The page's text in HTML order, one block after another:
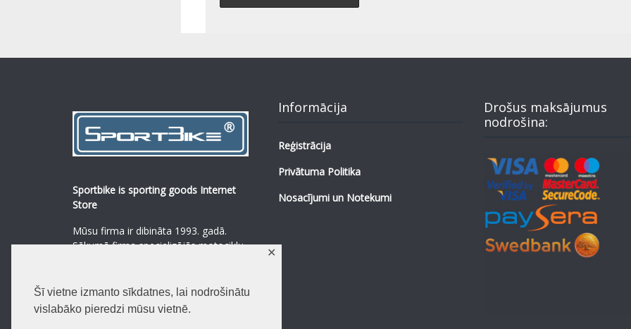
Šī vietne izmanto sīkdatnes, lai nodrošinātu
vislabāko pieredzi mūsu vietnē.
✕
Sportbike is sporting goods Internet
Store
Mūsu firma ir dibināta 1993. gadā.
Sākumā firma specializējās motociklu,
Lasīt vairāk
Informācija
Reģistrācija
Privātuma Politika
Nosacījumi un Notekumi
Drošus maksājumus
nodrošina:
0